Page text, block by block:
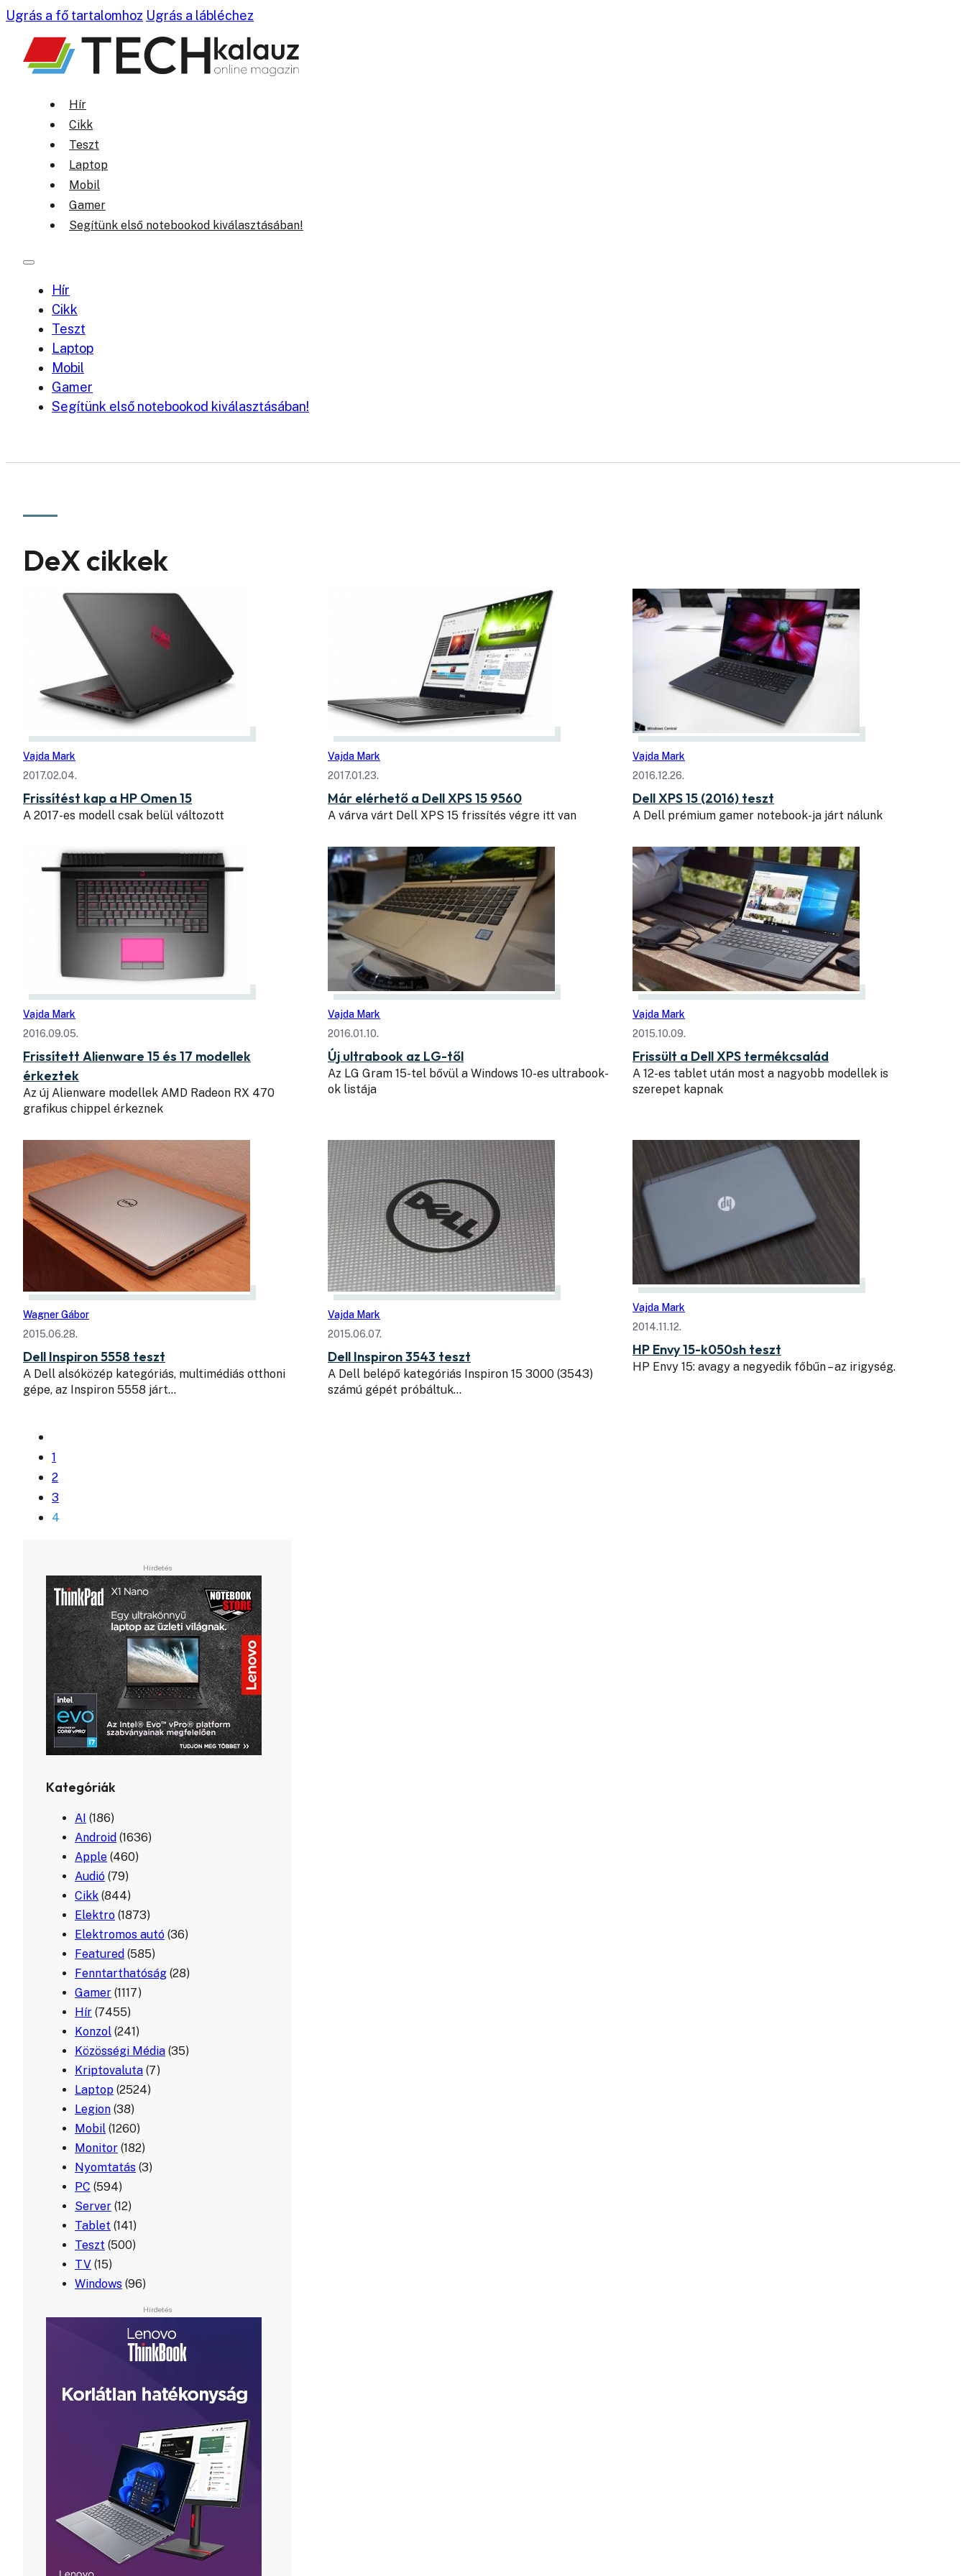
Ugrás a fő tartalomhoz Ugrás a lábléchez
Hír
Cikk
Teszt
Laptop
Mobil
Gamer
Segítünk első notebookod kiválasztásában!
Hír
Cikk
Teszt
Laptop
Mobil
Gamer
Segítünk első notebookod kiválasztásában!
DeX cikkek
Vajda Mark
2017.02.04.
Frissítést kap a HP Omen 15
A 2017-es modell csak belül változott
Vajda Mark
2017.01.23.
Már elérhető a Dell XPS 15 9560
A várva várt Dell XPS 15 frissítés végre itt van
Vajda Mark
2016.12.26.
Dell XPS 15 (2016) teszt
A Dell prémium gamer notebook-ja járt nálunk
Vajda Mark
2016.09.05.
Frissített Alienware 15 és 17 modellek
érkeztek
Az új Alienware modellek AMD Radeon RX 470
grafikus chippel érkeznek
Vajda Mark
2016.01.10.
Új ultrabook az LG-től
Az LG Gram 15-tel bővül a Windows 10-es ultrabook-
ok listája
Vajda Mark
2015.10.09.
Frissült a Dell XPS termékcsalád
A 12-es tablet után most a nagyobb modellek is
szerepet kapnak
Wagner Gábor
2015.06.28.
Dell Inspiron 5558 teszt
A Dell alsóközép kategóriás, multimédiás otthoni
gépe, az Inspiron 5558 járt…
Vajda Mark
2015.06.07.
Dell Inspiron 3543 teszt
A Dell belépő kategóriás Inspiron 15 3000 (3543)
számú gépét próbáltuk…
Vajda Mark
2014.11.12.
HP Envy 15-k050sh teszt
HP Envy 15: avagy a negyedik főbűn – az irigység.
1
2
3
4
Kategóriák
AI (186)
Android (1636)
Apple (460)
Audió (79)
Cikk (844)
Elektro (1873)
Elektromos autó (36)
Featured (585)
Fenntarthatóság (28)
Gamer (1117)
Hír (7455)
Konzol (241)
Közösségi Média (35)
Kriptovaluta (7)
Laptop (2524)
Legion (38)
Mobil (1260)
Monitor (182)
Nyomtatás (3)
PC (594)
Server (12)
Tablet (141)
Teszt (500)
TV (15)
Windows (96)